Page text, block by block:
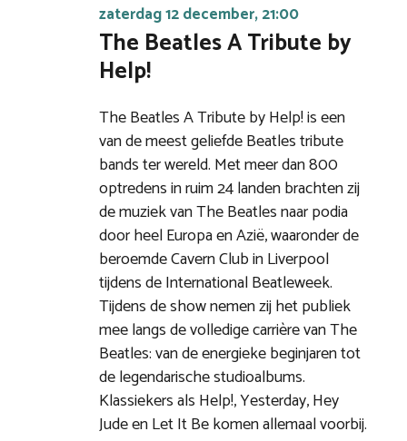
zaterdag 12 december, 21:00
The Beatles A Tribute by
Help!
The Beatles A Tribute by Help! is een
van de meest geliefde Beatles tribute
bands ter wereld. Met meer dan 800
optredens in ruim 24 landen brachten zij
de muziek van The Beatles naar podia
door heel Europa en Azië, waaronder de
beroemde Cavern Club in Liverpool
tijdens de International Beatleweek.
Tijdens de show nemen zij het publiek
mee langs de volledige carrière van The
Beatles: van de energieke beginjaren tot
de legendarische studioalbums.
Klassiekers als Help!, Yesterday, Hey
Jude en Let It Be komen allemaal voorbij.